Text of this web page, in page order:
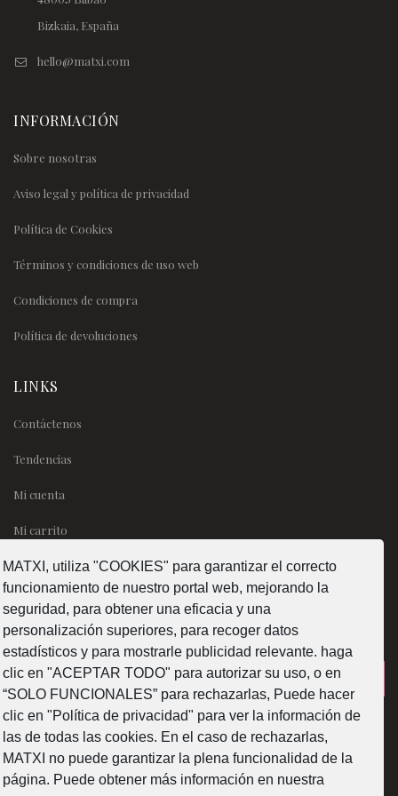
MATXI, utiliza "COOKIES" para garantizar el correcto
funcionamiento de nuestro portal web, mejorando la
seguridad, para obtener una eficacia y una
personalización superiores, para recoger datos
estadísticos y para mostrarle publicidad relevante. haga
clic en "ACEPTAR TODO" para autorizar su uso, o en
“SOLO FUNCIONALES” para rechazarlas, Puede hacer
clic en "Política de privacidad" para ver la información de
las de todas las cookies. En el caso de rechazarlas,
MATXI no puede garantizar la plena funcionalidad de la
página. Puede obtener más información en nuestra
Bizkaia, España
hello@matxi.com
INFORMACIÓN
Sobre nosotras
Aviso legal y política de privacidad
Política de Cookies
Términos y condiciones de uso web
Condiciones de compra
Política de devoluciones
LINKS
Contáctenos
Tendencias
Mi cuenta
Mi carrito
SÍGUENOS
¿Como fabricamos?
Web subvencionada por la Diputación Foral de Bizkaia